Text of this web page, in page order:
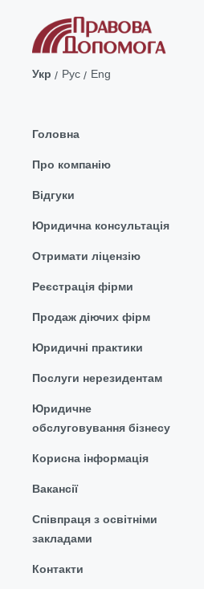
Укр Рус Eng
Головна
Про компанію
Відгуки
Юридична консультація
Отримати ліцензію
Реєстрація фірми
Продаж діючих фірм
Юридичні практики
Послуги нерезидентам
Юридичне
обслуговування бізнесу
Корисна інформація
Вакансії
Співпраця з освітніми
закладами
Контакти